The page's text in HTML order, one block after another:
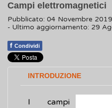
Campi elettromagnetici
Pubblicato: 04 Novembre 2019
- Ultimo aggiornamento: 29
f Condividi
INTRODUZIONE
I campi